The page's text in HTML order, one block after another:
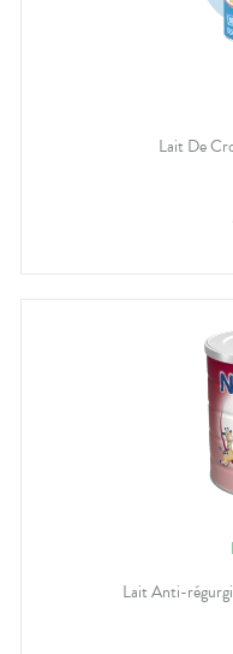
Lait De
Lait Anti-